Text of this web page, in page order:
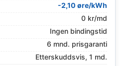
-2,10 øre/kWh
0 kr/md
Ingen bindingstid
6 mnd. prisgaranti
Etterskuddsvis, 1 md.